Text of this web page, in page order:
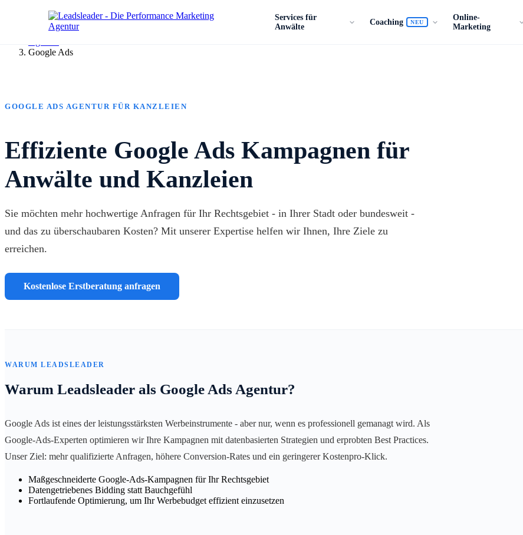
Services für
Anwälte
Coaching NEU
Online-
Marketing
Google Ads
GOOGLE ADS AGENTUR FÜR KANZLEIEN
Effiziente Google Ads Kampagnen für
Anwälte und Kanzleien
Sie möchten mehr hochwertige Anfragen für Ihr Rechtsgebiet - in Ihrer Stadt oder bundesweit -
und das zu überschaubaren Kosten? Mit unserer Expertise helfen wir Ihnen, Ihre Ziele zu
erreichen.
Kostenlose Erstberatung anfragen
WARUM LEADSLEADER
Warum Leadsleader als Google Ads Agentur?
Google Ads ist eines der leistungsstärksten Werbeinstrumente - aber nur, wenn es professionell gemanagt wird. Als
Google-Ads-Experten optimieren wir Ihre Kampagnen mit datenbasierten Strategien und erprobten Best Practices.
Unser Ziel: mehr qualifizierte Anfragen, höhere Conversion-Rates und ein geringerer Kostenpro-Klick.
Maßgeschneiderte Google-Ads-Kampagnen für Ihr Rechtsgebiet
Datengetriebenes Bidding statt Bauchgefühl
Fortlaufende Optimierung, um Ihr Werbebudget effizient einzusetzen